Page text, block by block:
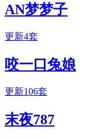
AN梦梦子
更新4套
咬一口兔娘
更新106套
末夜787